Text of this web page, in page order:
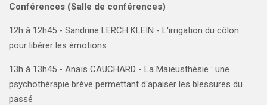
Conférences (Salle de conférences)
12h à 12h45 - Sandrine LERCH KLEIN - L'irrigation du côlon
pour libérer les émotions
13h à 13h45 - Anaïs CAUCHARD - La Maïeusthésie : une
psychothérapie brève permettant d'apaiser les blessures du
passé